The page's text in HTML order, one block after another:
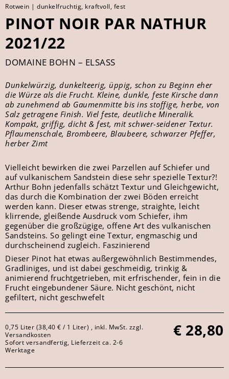
Rotwein | dunkelfruchtig, kraftvoll, fest
PINOT NOIR PAR NATHUR
2021/22
DOMAINE BOHN – ELSASS
Dunkelwürzig, dunkelteerig, üppig, schon zu Beginn eher
die Würze als die Frucht. Kleine, dunkle, feste Kirsche dann
ab zunehmend ab Gaumenmitte bis ins stoffige, herbe, von
Salz getragene Finish. Viel feste, deutliche Mineralik.
Kompakt, griffig, dicht & fest, mit schwer-seidener Textur.
Pflaumenschale, Brombeere, Blaubeere, schwarzer Pfeffer,
herber Zimt
Vielleicht bewirken die zwei Parzellen auf Schiefer und
auf vulkanischem Sandstein diese sehr spezielle Textur?!
Arthur Bohn jedenfalls schätzt Textur und Gleichgewicht,
das durch die Kombination der zwei Böden erreicht
werden kann. Dieser etwas strenge, straighte, leicht
klirrende, gleißende Ausdruck vom Schiefer, ihm
gegenüber die großzügige, offene Art des vulkanischen
Sandsteins. So gelingt eine Textur, engmaschig und
durchscheinend zugleich. Faszinierend
Dieser Pinot hat etwas außergewöhnlich Bestimmendes,
Gradliniges, und ist dabei geschmeidig, trinkig &
animierend fruchtgetrieben, mit erfrischender, fein in die
Frucht eingebundener Säure. Nicht geschönt, nicht
gefiltert, nicht geschwefelt
0,75 Liter (38,40 € / 1 Liter) , inkl. MwSt. zzgl.
Versandkosten
Sofort versandfertig, Lieferzeit ca. 2-6
Werktage
€ 28,80